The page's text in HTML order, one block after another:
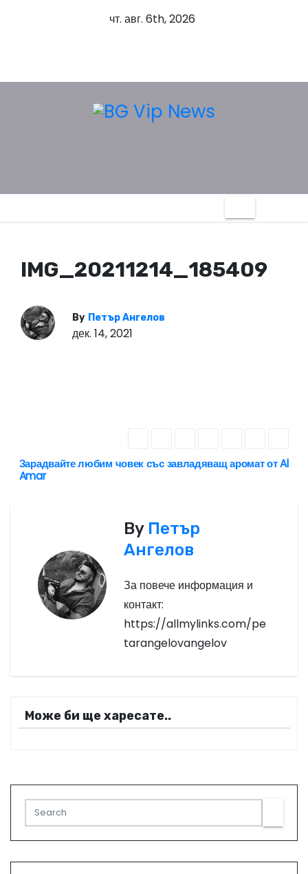
t
чт. авг. 6th, 2026
IMG_20211214_185409
By Петър Ангелов
дек. 14, 2021
Н
Зарадвайте любим човек със завладяващ аромат от Al
Amar
By Петър
Ангелов
За повече информация и
контакт:
https://allmylinks.com/pe
tarangelovangelov
Може би ще харесате..